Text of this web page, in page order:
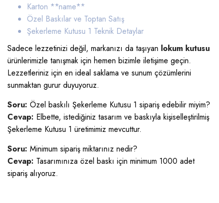
Karton **name**
Özel Baskılar ve Toptan Satış
Şekerleme Kutusu 1 Teknik Detaylar
Sadece lezzetinizi değil, markanızı da taşıyan lokum kutusu
ürünlerimizle tanışmak için hemen bizimle iletişime geçin.
Lezzetleriniz için en ideal saklama ve sunum çözümlerini
sunmaktan gurur duyuyoruz.
Soru: Özel baskılı Şekerleme Kutusu 1 sipariş edebilir miyim?
Cevap: Elbette, istediğiniz tasarım ve baskıyla kişiselleştirilmiş
Şekerleme Kutusu 1 üretimimiz mevcuttur.
Soru: Minimum sipariş miktarınız nedir?
Cevap: Tasarımınıza özel baskı için minimum 1000 adet
sipariş alıyoruz.